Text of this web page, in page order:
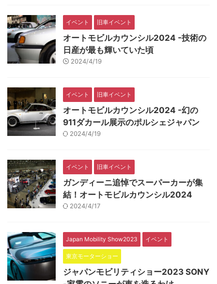
イベント 旧車イベント
オートモビルカウンシル2024 -技術の
日産が最も輝いていた頃
2024/4/19
イベント 旧車イベント
オートモビルカウンシル2024 -幻の
911ダカール展示のポルシェジャパン
2024/4/19
イベント 旧車イベント
ガンディーニ追悼でスーパーカーが集
結！オートモビルカウンシル2024
2024/4/17
Japan Mobility Show2023 イベント
東京モーターショー
ジャパンモビリティショー2023 SONY